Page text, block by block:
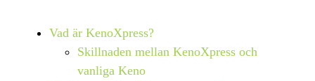
Vad är KenoXpress?
Skillnaden mellan KenoXpress och
vanliga Keno